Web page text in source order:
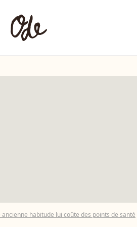
habitude lui coûte des points de santé